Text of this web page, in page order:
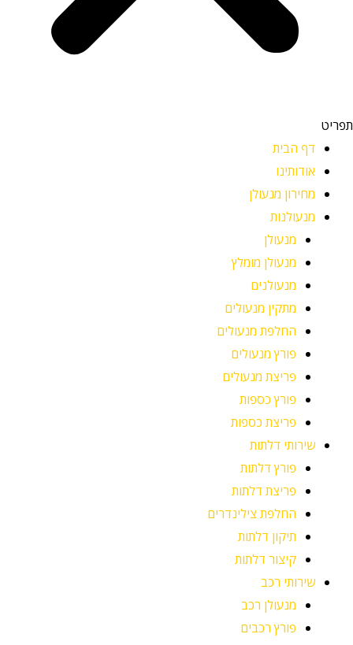
תפריט
דף הבית
אודותינו
מחירון מנעולן
מנעולנות
מנעולן
מנעולן מומלץ
מנעולנים
מתקין מנעולים
החלפת מנעולים
פורץ מנעולים
פריצת מנעולים
פורץ כספות
פריצת כספות
שירותי דלתות
פורץ דלתות
פריצת דלתות
החלפת צילינדרים
תיקון דלתות
קיצור דלתות
שירותי רכב
מנעולן רכב
פורץ רכבים